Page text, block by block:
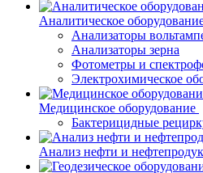
Аналитическое
Анализаторы
Анализаторы зерна
Фотометры и
Электрохимическое
Медицинское оборудование
Бактерицидные
Анализ нефти и